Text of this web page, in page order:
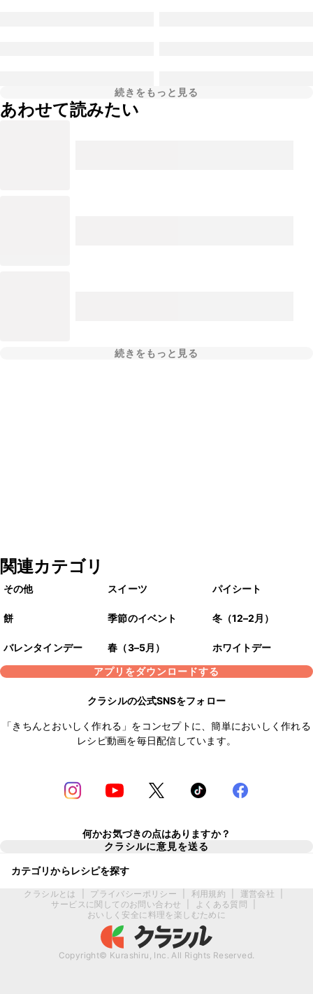
続きをもっと見る
あわせて読みたい
続きをもっと見る
関連カテゴリ
その他 スイーツ パイシート
餅 季節のイベント 冬（12–2月）
バレンタインデー 春（3–5月）
ホワイトデー
アプリをダウンロードする
クラシルの公式SNSをフォロー
「きちんとおいしく作れる」をコンセプトに、簡単においしく作れる
レシピ動画を毎日配信しています。
何かお気づきの点はありますか？
クラシルに意見を送る
カテゴリからレシピを探す
クラシルとは プライバシーポリシー 利用規約 運営会社
サービスに関してのお問い合わせ
よくある質問
おいしく安全に料理を楽しむために
Copyright© Kurashiru, Inc. All Rights Reserved.